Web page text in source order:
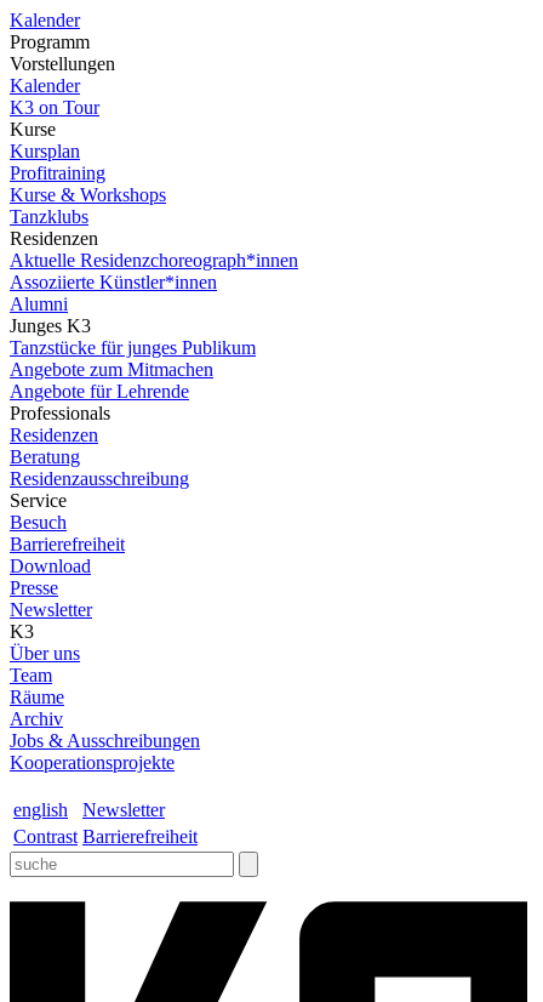
Kalender
Programm
Vorstellungen
Kalender
K3 on Tour
Kurse
Kursplan
Profitraining
Kurse & Workshops
Tanzklubs
Residenzen
Aktuelle Residenzchoreograph*innen
Assoziierte Künstler*innen
Alumni
Junges K3
Tanzstücke für junges Publikum
Angebote zum Mitmachen
Angebote für Lehrende
Professionals
Residenzen
Beratung
Residenzausschreibung
Service
Besuch
Barrierefreiheit
Download
Presse
Newsletter
K3
Über uns
Team
Räume
Archiv
Jobs & Ausschreibungen
Kooperationsprojekte
english
Newsletter
Contrast Barrierefreiheit